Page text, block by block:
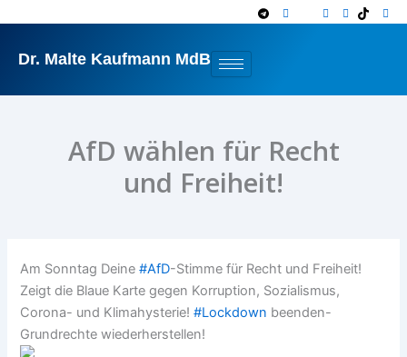
springen
Dr. Malte Kaufmann MdB
AfD wählen für Recht
und Freiheit!
Am Sonntag Deine#AfD-Stimme für Recht und Freiheit!
Zeigt die Blaue Karte gegen Korruption, Sozialismus,
Corona- und Klimahysterie!#Lockdown beenden-
Grundrechte wiederherstellen!